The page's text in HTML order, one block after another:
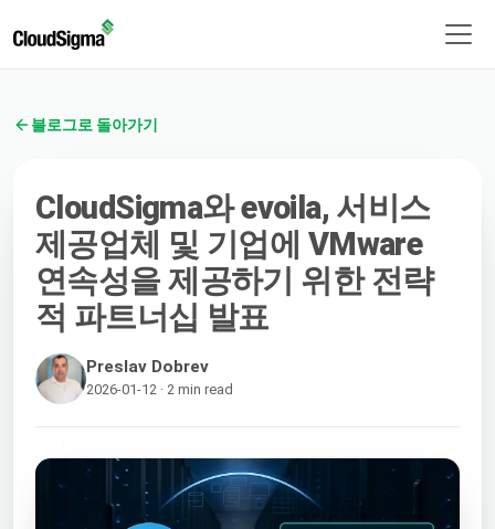
블로그로 돌아가기
CloudSigma와 evoila, 서비스
제공업체 및 기업에 VMware
연속성을 제공하기 위한 전략
적 파트너십 발표
Preslav Dobrev
2026-01-12 · 2 min read